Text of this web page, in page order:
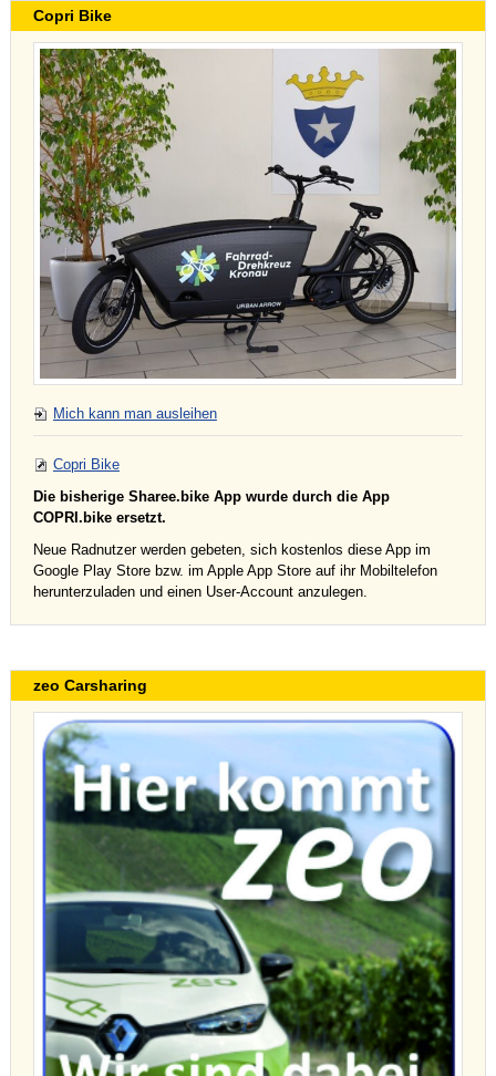
Copri Bike
Mich kann man ausleihen
Copri Bike
Die bisherige Sharee.bike App wurde durch die App
COPRI.bike ersetzt.
Neue Radnutzer werden gebeten, sich kostenlos diese App im
Google Play Store bzw. im Apple App Store auf ihr Mobiltelefon
herunterzuladen und einen User-Account anzulegen.
zeo Carsharing